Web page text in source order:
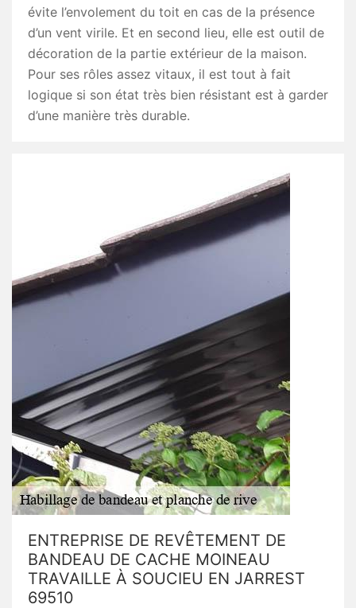
évite l’envolement du toit en cas de la présence
d’un vent virile. Et en second lieu, elle est outil de
décoration de la partie extérieur de la maison.
Pour ses rôles assez vitaux, il est tout à fait
logique si son état très bien résistant est à garder
d’une manière très durable.
ENTREPRISE DE REVÊTEMENT DE
BANDEAU DE CACHE MOINEAU
TRAVAILLE À SOUCIEU EN JARREST
69510